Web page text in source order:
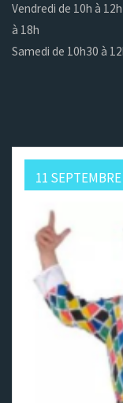
Vendredi de 10h à
à 18h
Samedi de 10h30 à
11 SEPTEMBRE